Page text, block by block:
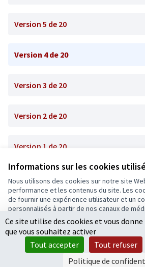
Informations sur les cookies
Nous utilisons des cookies sur notre site
performance et les contenus du site. Les
de fournir une expérience utilisateur et un
personnalisés à partir de nos canaux de
Tout accepter
Accepter seulement les
Paramètres
Version 5 de 20
Version 4 de 20
Version 3 de 20
Version 2 de 20
Version 1 de 20
Conditions d'utilisation
Paramètres des cookies
Ecrivons Angers sur X
(Lien externe)
Ecrivons Angers sur Facebook
(Lien externe)
logiciel libre Decidim
(Lien
.
Ce site utilise des cookies et vous
que vous souhaitez activer
Tout accepter
Tout refuser
Politique de